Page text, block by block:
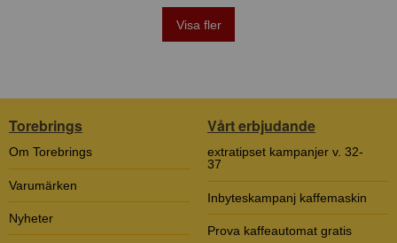
Visa fler
Torebrings
Om Torebrings
Varumärken
Nyheter
Vårt erbjudande
extratipset kampanjer v. 32-
37
Inbyteskampanj kaffemaskin
Prova kaffeautomat gratis